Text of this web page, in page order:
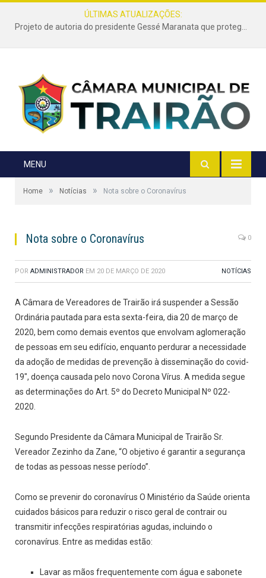
ÚLTIMAS ATUALIZAÇÕES:
Projeto de autoria do presidente Gessé Maranata que protege as estradas vicinais de Trairão é transformado em lei
MENU
Home » Notícias » Nota sobre o Coronavírus
Nota sobre o Coronavírus 0
POR ADMINISTRADOR EM 20 DE MARÇO DE 2020 NOTÍCIAS
A Câmara de Vereadores de Trairão irá suspender a Sessão
Ordinária pautada para esta sexta-feira, dia 20 de março de
2020, bem como demais eventos que envolvam aglomeração
de pessoas em seu edifício, enquanto perdurar a necessidade
da adoção de medidas de prevenção à disseminação do covid-
19″, doença causada pelo novo Corona Vírus. A medida segue
as determinações do Art. 5º do Decreto Municipal Nº 022-
2020.
Segundo Presidente da Câmara Municipal de Trairão Sr.
Vereador Zezinho da Zane, “O objetivo é garantir a segurança
de todas as pessoas nesse período”.
Como se prevenir do coronavírus O Ministério da Saúde orienta
cuidados básicos para reduzir o risco geral de contrair ou
transmitir infecções respiratórias agudas, incluindo o
coronavírus. Entre as medidas estão:
Lavar as mãos frequentemente com água e sabonete